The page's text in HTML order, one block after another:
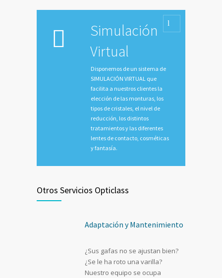
Simulación
Virtual
Disponemos de un sistema de
SIMULACIÓN VIRTUAL que
facilita a nuestros clientes la
elección de las monturas, los
tipos de cristales, el nivel de
reducción, los distintos
tratamientos y las diferentes
lentes de contacto, cosméticas
y fantasía.
Otros Servicios Opticlass
Adaptación y Mantenimiento
¿Sus gafas no se ajustan bien?
¿Se le ha roto una varilla?
Nuestro equipo se ocupa